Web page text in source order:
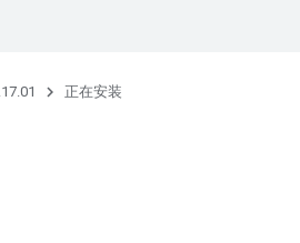
正在安装